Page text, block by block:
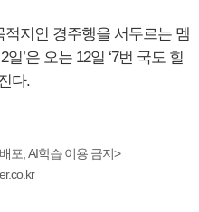
지인 경주행을 서두르는 멤
’은 오는 12일 ‘7번 국도 힐
다.
포, AI학습 이용 금지>